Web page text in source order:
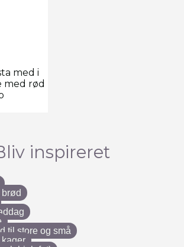
med i
med rød
inspireret
til store og små
kager